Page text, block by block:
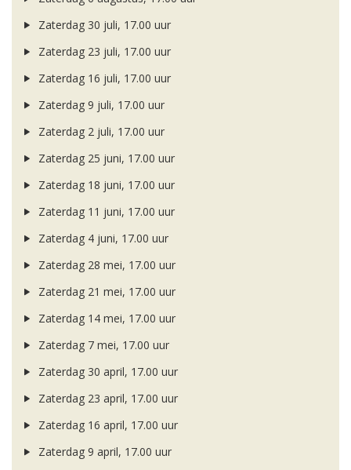
Zaterdag 30 juli, 17.00 uur
Zaterdag 23 juli, 17.00 uur
Zaterdag 16 juli, 17.00 uur
Zaterdag 9 juli, 17.00 uur
Zaterdag 2 juli, 17.00 uur
Zaterdag 25 juni, 17.00 uur
Zaterdag 18 juni, 17.00 uur
Zaterdag 11 juni, 17.00 uur
Zaterdag 4 juni, 17.00 uur
Zaterdag 28 mei, 17.00 uur
Zaterdag 21 mei, 17.00 uur
Zaterdag 14 mei, 17.00 uur
Zaterdag 7 mei, 17.00 uur
Zaterdag 30 april, 17.00 uur
Zaterdag 23 april, 17.00 uur
Zaterdag 16 april, 17.00 uur
Zaterdag 9 april, 17.00 uur